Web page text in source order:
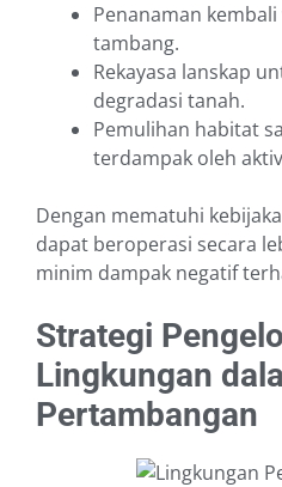
Penanaman
tambang.
Rekayasa lanskap
degradasi tanah.
Pemulihan habitat
terdampak oleh
Dengan mematuhi
dapat beroperasi secara
minim dampak negatif
Strategi
Lingkungan
Pertambangan